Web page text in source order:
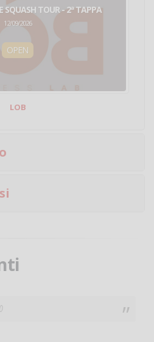
SQUASH TOUR - 2ª TAPPA
12/09/2026
OPEN
LOB
poco e vorrei tornare a
puoi giocare fammi sapere.